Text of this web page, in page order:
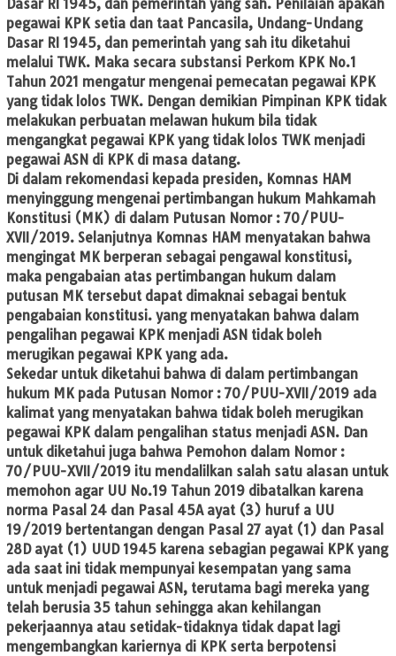
Dasar RI 1945, dan pemerintah yang sah. Penilaian apakah
pegawai KPK setia dan taat Pancasila, Undang-Undang
Dasar RI 1945, dan pemerintah yang sah itu diketahui
melalui TWK. Maka secara substansi Perkom KPK No.1
Tahun 2021 mengatur mengenai pemecatan pegawai KPK
yang tidak lolos TWK. Dengan demikian Pimpinan KPK tidak
melakukan perbuatan melawan hukum bila tidak
mengangkat pegawai KPK yang tidak lolos TWK menjadi
pegawai ASN di KPK di masa datang.
Di dalam rekomendasi kepada presiden, Komnas HAM
menyinggung mengenai pertimbangan hukum Mahkamah
Konstitusi (MK) di dalam Putusan Nomor : 70/PUU-
XVII/2019. Selanjutnya Komnas HAM menyatakan bahwa
mengingat MK berperan sebagai pengawal konstitusi,
maka pengabaian atas pertimbangan hukum dalam
putusan MK tersebut dapat dimaknai sebagai bentuk
pengabaian konstitusi. yang menyatakan bahwa dalam
pengalihan pegawai KPK menjadi ASN tidak boleh
merugikan pegawai KPK yang ada.
Sekedar untuk diketahui bahwa di dalam pertimbangan
hukum MK pada Putusan Nomor : 70/PUU-XVII/2019 ada
kalimat yang menyatakan bahwa tidak boleh merugikan
pegawai KPK dalam pengalihan status menjadi ASN. Dan
untuk diketahui juga bahwa Pemohon dalam Nomor :
70/PUU-XVII/2019 itu mendalilkan salah satu alasan untuk
memohon agar UU No.19 Tahun 2019 dibatalkan karena
norma Pasal 24 dan Pasal 45A ayat (3) huruf a UU
19/2019 bertentangan dengan Pasal 27 ayat (1) dan Pasal
28D ayat (1) UUD 1945 karena sebagian pegawai KPK yang
ada saat ini tidak mempunyai kesempatan yang sama
untuk menjadi pegawai ASN, terutama bagi mereka yang
telah berusia 35 tahun sehingga akan kehilangan
pekerjaannya atau setidak-tidaknya tidak dapat lagi
mengembangkan kariernya di KPK serta berpotensi